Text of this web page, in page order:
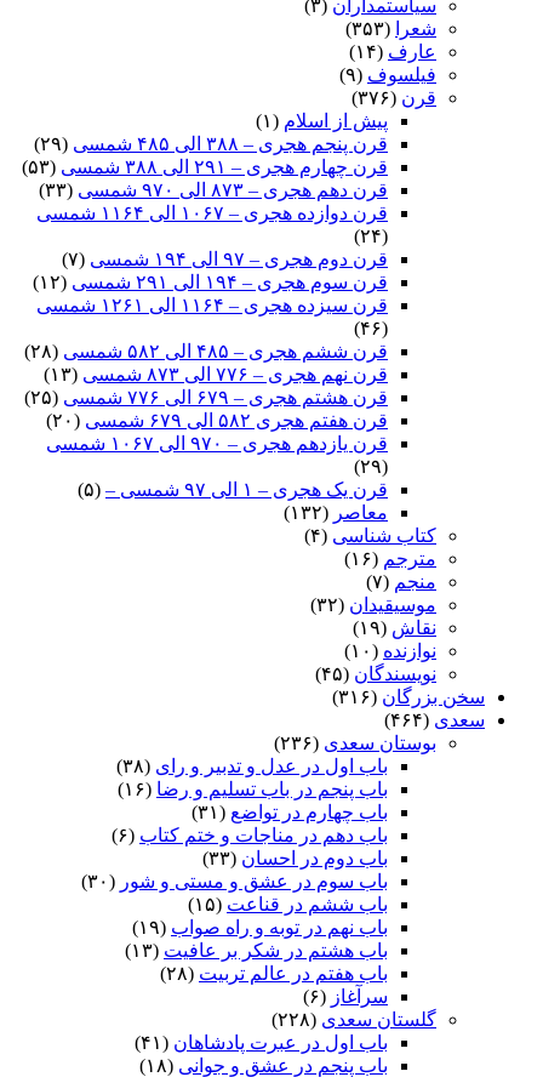
سیاستمداران (۳)
شعرا
(۳۵۳)
عارف (۱۴)
فیلسوف (۹)
قرن (۳۷۶)
پیش از اسلام (۱)
قرن پنجم هجری – ۳۸۸ الی ۴۸۵ شمسی
(۲۹)
قرن چهارم هجری – ۲۹۱ الی ۳۸۸ شمسی
(۵۳)
قرن دهم هجری – ۸۷۳ الی ۹۷۰ شمسی
(۳۳)
قرن دوازده هجری – ۱۰۶۷ الی ۱۱۶۴ شمسی
(۲۴)
قرن دوم هجری – ۹۷ الی ۱۹۴ شمسی
(۷)
قرن سوم هجری – ۱۹۴ الی ۲۹۱ شمسی
(۱۲)
قرن سیزده هجری – ۱۱۶۴ الی ۱۲۶۱ شمسی
(۴۶)
قرن ششم هجری – ۴۸۵ الی ۵۸۲ شمسی
(۲۸)
قرن نهم هجری – ۷۷۶ الی ۸۷۳ شمسی
(۱۳)
قرن هشتم هجری – ۶۷۹ الی ۷۷۶ شمسی
(۲۵)
قرن هفتم هجری ۵۸۲ الی ۶۷۹ شمسی
(۲۰)
قرن یازدهم هجری – ۹۷۰ الی ۱۰۶۷ شمسی
(۲۹)
قرن یک هجری – ۱ الی ۹۷ شمسی –
(۵)
معاصر (۱۳۲)
کتاب شناسی (۴)
مترجم (۱۶)
منجم (۷)
موسیقیدان (۳۲)
نقاش (۱۹)
نوازنده (۱۰)
نویسندگان (۴۵)
سخن بزرگان (۳۱۶)
سعدی (۴۶۴)
بوستان سعدی (۲۳۶)
باب اول در عدل و تدبیر و رای (۳۸)
باب پنجم در باب تسلیم و رضا (۱۶)
باب چهارم در تواضع (۳۱)
باب دهم در مناجات و ختم کتاب (۶)
باب دوم در احسان (۳۳)
باب سوم در عشق و مستی و شور (۳۰)
باب ششم در قناعت (۱۵)
باب نهم در توبه و راه صواب (۱۹)
باب هشتم در شکر بر عافیت (۱۳)
باب هفتم در عالم تربیت (۲۸)
سرآغاز (۶)
گلستان سعدی (۲۲۸)
باب اول در عبرت پادشاهان (۴۱)
باب پنجم در عشق و جوانى (۱۸)